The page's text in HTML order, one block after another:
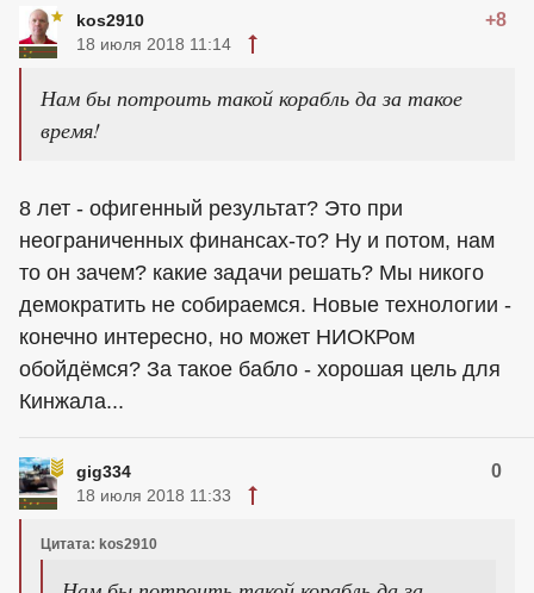
kos2910 +8
18 июля 2018 11:14
Нам бы потроить такой корабль да за такое
время!
8 лет - офигенный результат? Это при
неограниченных финансах-то? Ну и потом, нам
то он зачем? какие задачи решать? Мы никого
демократить не собираемся. Новые технологии -
конечно интересно, но может НИОКРом
обойдёмся? За такое бабло - хорошая цель для
Кинжала...
gig334 0
18 июля 2018 11:33
Цитата: kos2910